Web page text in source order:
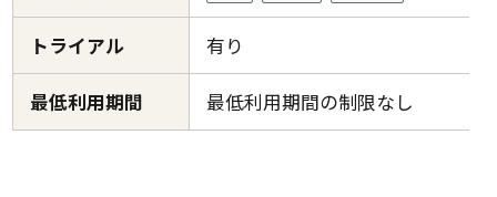
トライアル 有り
最低利用期間 最低利用期間の制限なし